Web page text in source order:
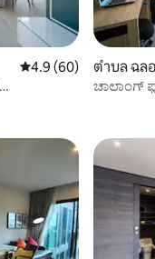
5 ರಲ್ಲಿ 4.9 ಸರಾಸರಿ
4.9 (60)
ตำบล ฉล
ಚಾಲಾಂಗ್